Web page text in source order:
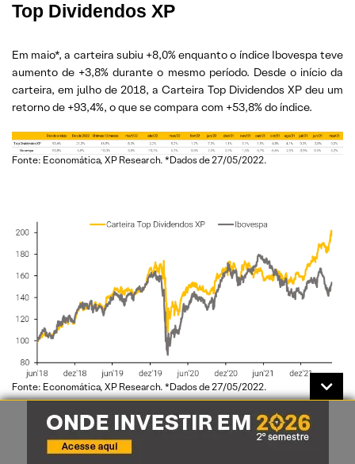
Top Dividendos XP
Em maio*, a carteira subiu +8,0% enquanto o índice Ibovespa teve
aumento de +3,8% durante o mesmo período. Desde o início da
carteira, em julho de 2018, a Carteira Top Dividendos XP deu um
retorno de +93,4%, o que se compara com +53,8% do índice.
Fonte: Economática, XP Research. *Dados de 27/05/2022.
Fonte: Economática, XP Research. *Dados de 27/05/2022.
Alterações da carteira Top Dividendos